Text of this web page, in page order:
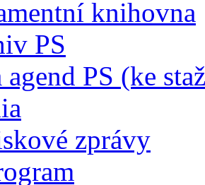
knihovna
PS
agend PS (ke
zprávy